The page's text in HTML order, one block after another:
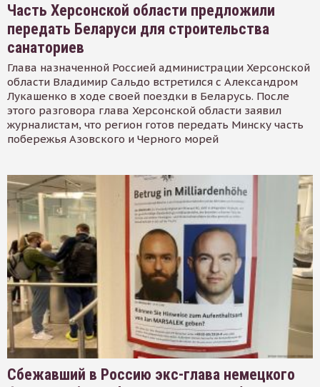
Часть Херсонской области предложили
передать Беларуси для строительства
санаториев
Глава назначенной Россией администрации Херсонской
области Владимир Сальдо встретился с Александром
Лукашенко в ходе своей поездки в Беларусь. После
этого разговора глава Херсонской области заявил
журналистам, что регион готов передать Минску часть
побережья Азовского и Черного морей
Сбежавший в Россию экс-глава немецкого